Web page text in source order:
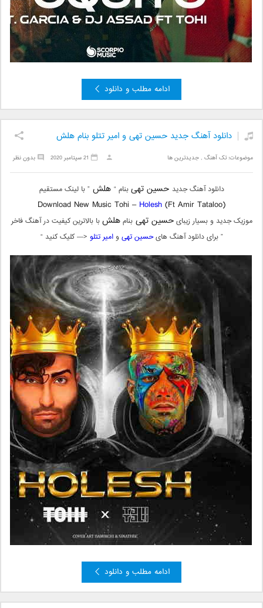
ادامه مطلب و دانلود
دانلود آهنگ جدید حسین تهی و امیر تتلو بنام هلش
موضوعات:تک آهنگ ,جدیدترین ها بدون نظر 21 سپتامبر 2020
دانلود آهنگ جدید حسین تهیبنام “ هلش” با لینک مستقیم
Download New Music Tohi – Holesh (Ft Amir Tataloo)
موزیک جدید و بسیار زیبایحسین تهیبنام هلشبا بالاترین کیفیت در آهنگ فاخر
” برای دانلود آهنگ هایحسین تهی وامیر تتلو <— کلیک کنید “
ادامه مطلب و دانلود